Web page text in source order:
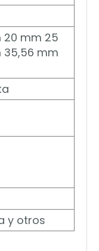
20 mm 25
35,56 mm
y otros